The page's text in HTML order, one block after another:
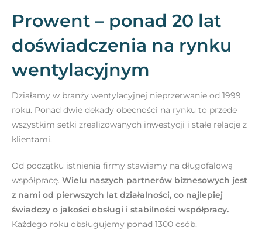
Prowent – ponad 20 lat
doświadczenia na rynku
wentylacyjnym
Działamy w branży wentylacyjnej nieprzerwanie od 1999
roku. Ponad dwie dekady obecności na rynku to przede
wszystkim setki zrealizowanych inwestycji i stałe relacje z
klientami.
Od początku istnienia firmy stawiamy na długofalową
współpracę. Wielu naszych partnerów biznesowych jest
z nami od pierwszych lat działalności, co najlepiej
świadczy o jakości obsługi i stabilności współpracy.
Każdego roku obsługujemy ponad 1300 osób.